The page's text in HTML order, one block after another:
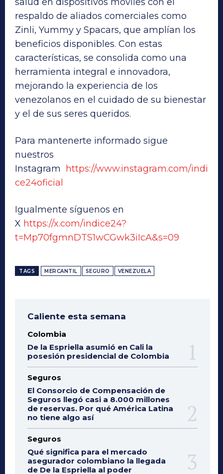
respaldo de aliados comerciales como
Zinli, Yummy y Spacars, que amplían los
beneficios disponibles. Con estas
características, se consolida como una
herramienta integral e innovadora,
mejorando la experiencia de los
venezolanos en el cuidado de su bienestar
y el de sus seres queridos.
Para mantenerte informado sigue
nuestros
Instagram
https://www.instagram.com/indi
ce24oficial
Igualmente síguenos en
X https://x.com/indice24?
t=Mp70fgmnDTS1wCGwk3iIcA&s=09
TAGS MERCANTIL SEGURO VENEZUELA
Caliente esta semana
Colombia
De la Espriella asumió en Cali la
posesión presidencial de Colombia
Seguros
El Consorcio de Compensación de
Seguros llegó casi a 8.000 millones
de reservas. Por qué América Latina
no tiene algo así
Seguros
Qué significa para el mercado
asegurador colombiano la llegada
de De la Espriella al poder